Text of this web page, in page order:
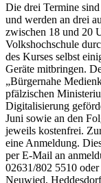
Die drei Termine
und werden an drei
zwischen 18 und 20
Volkshochschule
des Kurses selbst
Geräte mitbringen.
„Bürgernahe
pfälzischen
Digitalisierung
Juni sowie an den
jeweils kostenfrei.
eine Anmeldung.
per E-Mail an
02631/802 5510
Neuwied,